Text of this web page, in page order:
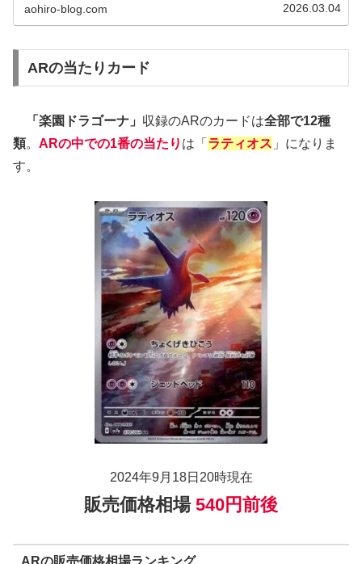
aohiro-blog.com 2026.03.04
ARの当たりカード
「楽園ドラゴーナ」 収録のARのカードは全部で12種
類。 ARの中での1番の当たり は「 ラティオス 」になりま
す。
2024年9月18日20時現在
販売価格相場 540円前後
ARの販売価格相場ランキング